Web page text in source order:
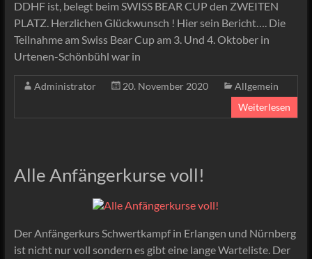
DDHF ist, belegt beim SWISS BEAR CUP den ZWEITEN
PLATZ. Herzlichen Glückwunsch ! Hier sein Bericht…. Die
Teilnahme am Swiss Bear Cup am 3. Und 4. Oktober in
Urtenen-Schönbühl war in
Administrator 20. November 2020
Allgemein
Weiterlesen
Alle Anfängerkurse voll!
Der Anfängerkurs Schwertkampf in Erlangen und Nürnberg
ist nicht nur voll sondern es gibt eine lange Warteliste. Der